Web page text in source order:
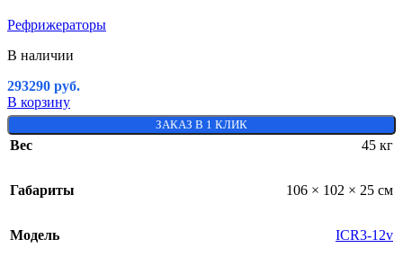
Рефрижераторы
В наличии
293290 руб.
В корзину
ЗАКАЗ В 1 КЛИК
Вес 45 кг
Габариты 106 × 102 × 25 см
Модель ICR3-12v